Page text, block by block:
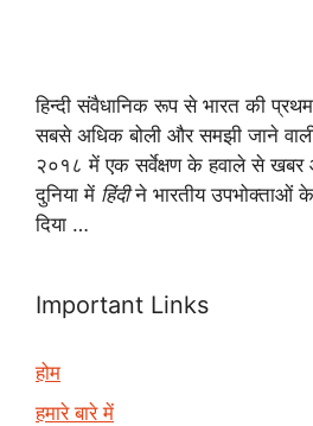
हिन्दी संवैधानिक रूप से भारत की
सबसे अधिक बोली और समझी जाने
२०१८ में एक सर्वेक्षण के हवाले से
दुनिया में हिंदीने भारतीय उपभोक्ताओं
दिया …
Important Links
होम
हमारे बारे में